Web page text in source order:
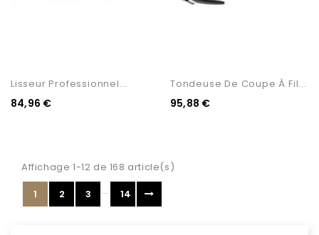
Lisseur Professionnel...
84,96 €
Tondeuse De Coupe À Fil...
95,88 €
Affichage 1-12 de 168 article(s)
1
2 3 … 14